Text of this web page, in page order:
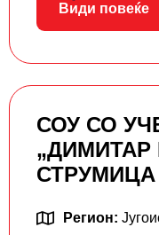
Види повеќе
СОУ СО
„ДИМИТАР
СТРУМИЦА
Регион: